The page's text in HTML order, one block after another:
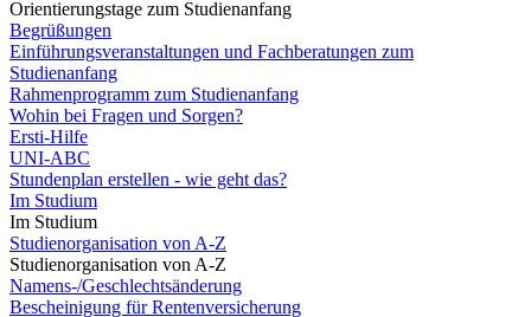
Orientierungstage zum Studienanfang
Begrüßungen
Einführungsveranstaltungen und Fachberatungen zum
Studienanfang
Rahmenprogramm zum Studienanfang
Wohin bei Fragen und Sorgen?
Ersti-Hilfe
UNI-ABC
Stundenplan erstellen - wie geht das?
Im Studium
Im Studium
Studienorganisation von A-Z
Studienorganisation von A-Z
Namens-/Geschlechtsänderung
Bescheinigung für Rentenversicherung